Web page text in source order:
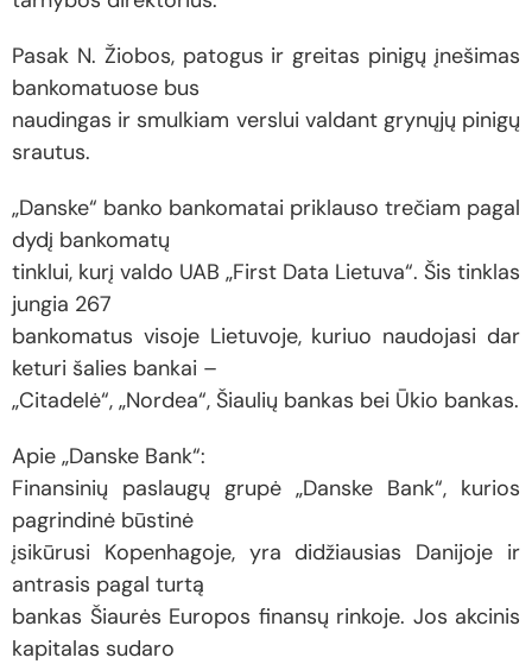
Pasak N. Žiobos, patogus ir greitas pinigų įnešimas
bankomatuose bus
naudingas ir smulkiam verslui valdant grynųjų pinigų
srautus.
„Danske“ banko bankomatai priklauso trečiam pagal
dydį bankomatų
tinklui, kurį valdo UAB „First Data Lietuva“. Šis tinklas
jungia 267
bankomatus visoje Lietuvoje, kuriuo naudojasi dar
keturi šalies bankai –
„Citadelė“, „Nordea“, Šiaulių bankas bei Ūkio bankas.
Apie „Danske Bank“:
Finansinių paslaugų grupė „Danske Bank“, kurios
pagrindinė būstinė
įsikūrusi Kopenhagoje, yra didžiausias Danijoje ir
antrasis pagal turtą
bankas Šiaurės Europos finansų rinkoje. Jos akcinis
kapitalas sudaro